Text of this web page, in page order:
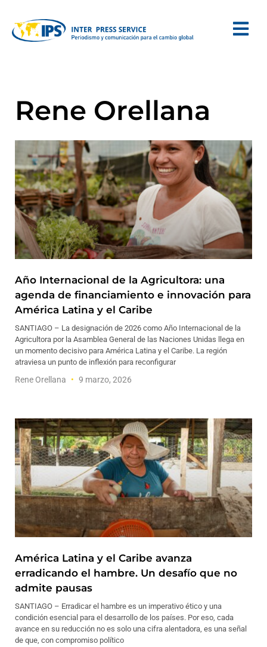
Rene Orellana
Año Internacional de la Agricultora: una
agenda de financiamiento e innovación para
América Latina y el Caribe
SANTIAGO – La designación de 2026 como Año Internacional de la
Agricultora por la Asamblea General de las Naciones Unidas llega en
un momento decisivo para América Latina y el Caribe. La región
atraviesa un punto de inflexión para reconfigurar
Rene Orellana 9 marzo, 2026
América Latina y el Caribe avanza
erradicando el hambre. Un desafío que no
admite pausas
SANTIAGO – Erradicar el hambre es un imperativo ético y una
condición esencial para el desarrollo de los países. Por eso, cada
avance en su reducción no es solo una cifra alentadora, es una señal
de que, con compromiso político